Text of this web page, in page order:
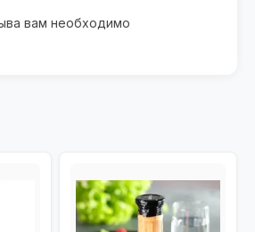
вам необходимо